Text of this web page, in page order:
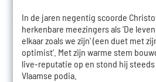
In de jaren negentig scoorde
herkenbare meezingers als 'De
elkaar zoals we zijn' (een duet met
optimist'. Met zijn warme stem
live-reputatie op en stond hij
Vlaamse podia.